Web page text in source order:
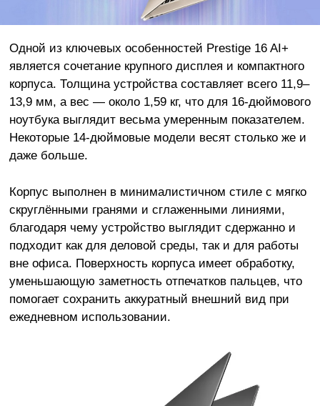
Одной из ключевых особенностей Prestige 16 AI+
является сочетание крупного дисплея и компактного
корпуса. Толщина устройства составляет всего 11,9–
13,9 мм, а вес — около 1,59 кг, что для 16-дюймового
ноутбука выглядит весьма умеренным показателем.
Некоторые 14-дюймовые модели весят столько же и
даже больше.
Корпус выполнен в минималистичном стиле с мягко
скруглёнными гранями и сглаженными линиями,
благодаря чему устройство выглядит сдержанно и
подходит как для деловой среды, так и для работы
вне офиса. Поверхность корпуса имеет обработку,
уменьшающую заметность отпечатков пальцев, что
помогает сохранить аккуратный внешний вид при
ежедневном использовании.